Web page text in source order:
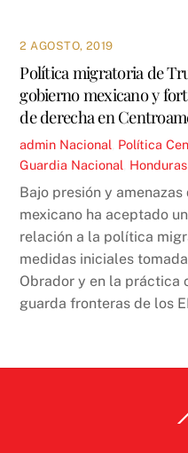
2 AGOSTO, 2019
Política migratoria de
gobierno mexicano y
de derecha en
admin Nacional Política
Guardia Nacional Honduras
Bajo presión y
mexicano ha aceptado
relación a la política
medidas iniciales
Obrador y en la práctica
guarda fronteras de los